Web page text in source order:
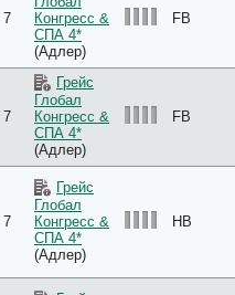
7
Конгресс &
СПА 4*
(Адлер)
FB
7
Грейс
Глобал
Конгресс &
СПА 4*
(Адлер)
FB
7
Грейс
Глобал
Конгресс &
СПА 4*
(Адлер)
HB